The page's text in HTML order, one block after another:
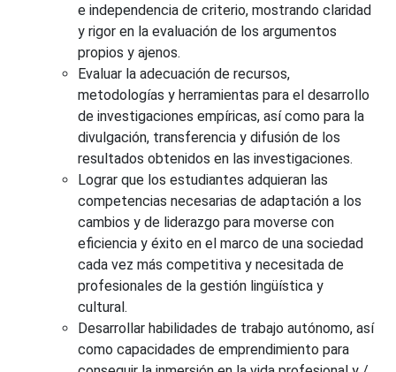
e independencia de criterio, mostrando claridad
y rigor en la evaluación de los argumentos
propios y ajenos.
Evaluar la adecuación de recursos,
metodologías y herramientas para el desarrollo
de investigaciones empíricas, así como para la
divulgación, transferencia y difusión de los
resultados obtenidos en las investigaciones.
Lograr que los estudiantes adquieran las
competencias necesarias de adaptación a los
cambios y de liderazgo para moverse con
eficiencia y éxito en el marco de una sociedad
cada vez más competitiva y necesitada de
profesionales de la gestión lingüística y
cultural.
Desarrollar habilidades de trabajo autónomo, así
como capacidades de emprendimiento para